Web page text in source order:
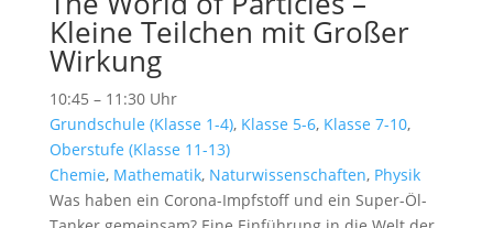
Kleine Teilchen mit Großer
Wirkung
10:45 – 11:30 Uhr
Grundschule (Klasse 1-4), Klasse 5-6, Klasse 7-10,
Oberstufe (Klasse 11-13)
Chemie, Mathematik, Naturwissenschaften, Physik
Was haben ein Corona-Impfstoff und ein Super-Öl-